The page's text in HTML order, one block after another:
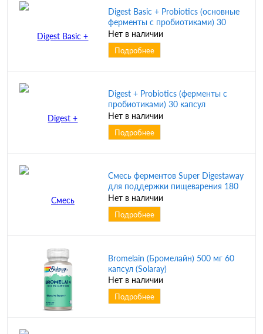
Digest Basic + Probiotics (основные
ферменты с пробиотиками) 30
капсул (Enzymedica) СРОК
ГОДНОСТИ 12/2024
Нет в наличии
Подробнее
Digest + Probiotics (ферменты с
пробиотиками) 30 капсул
(Enzymedica)
Нет в наличии
Подробнее
Смесь ферментов Super Digestaway
для поддержки пищеварения 180
капсул (Solaray)
Нет в наличии
Подробнее
Bromelain (Бромелайн) 500 мг 60
капсул (Solaray)
Нет в наличии
Подробнее